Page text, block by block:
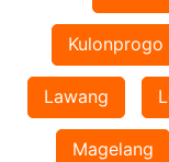
Kulonprogo
Lawang
Magelang